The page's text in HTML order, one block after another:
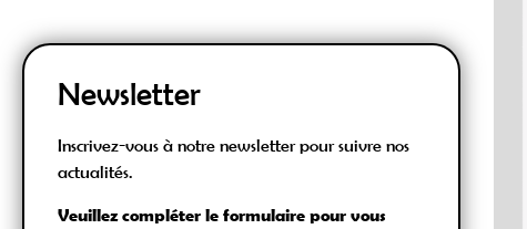
Newsletter
Inscrivez-vous à notre newsletter pour suivre nos
actualités.
Veuillez compléter le formulaire pour vous